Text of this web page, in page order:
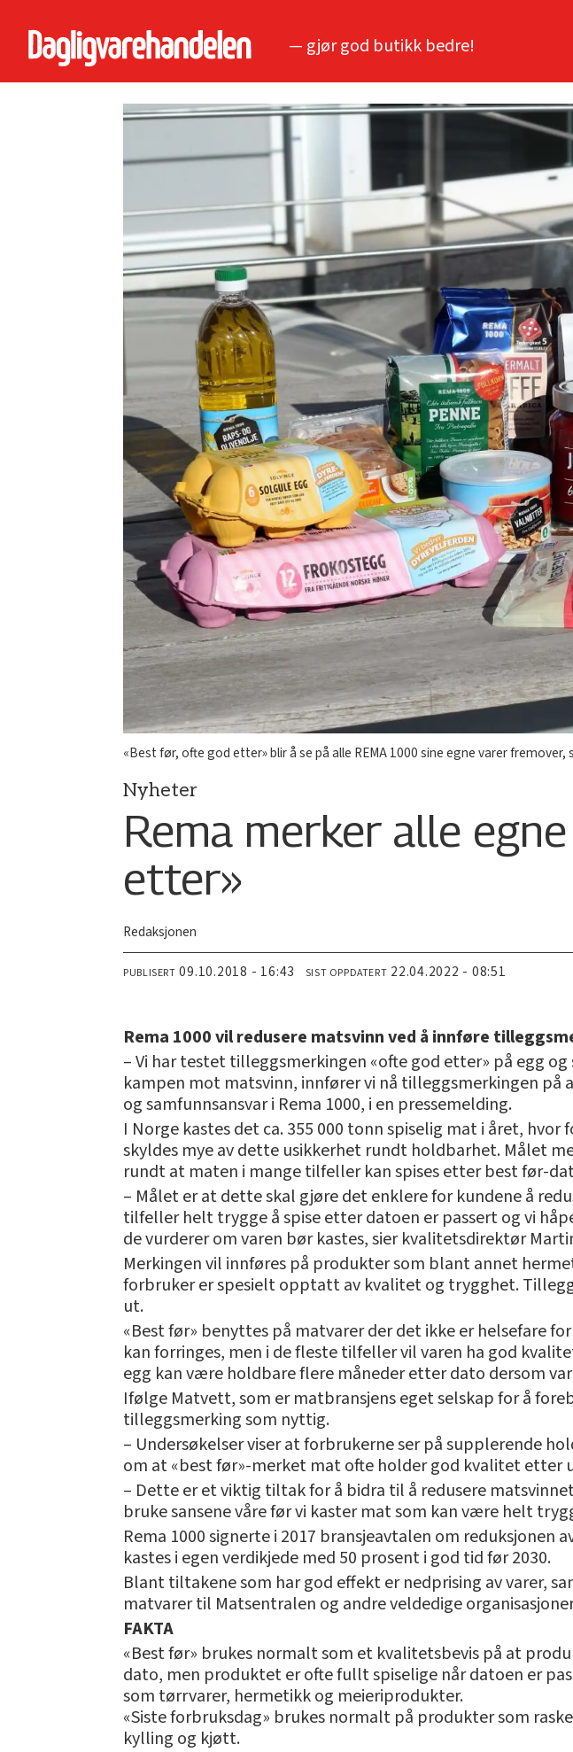
— gjør god butikk bedre!
«Best før, ofte god etter» blir å se på alle REMA 1000 sine egne varer
Nyheter
Rema merker alle
etter»
Redaksjonen
PUBLISERT 09.10.2018 - 16:43 SIST OPPDATERT 22.04.2022 - 08:51
Rema 1000 vil redusere matsvinn ved å innføre
– Vi har testet tilleggsmerkingen «ofte god etter» på egg
kampen mot matsvinn, innfører vi nå tilleggsmerkingen på
og samfunnsansvar i Rema 1000, i en pressemelding.
I Norge kastes det ca. 355 000 tonn spiselig mat i året,
skyldes mye av dette usikkerhet rundt holdbarhet. Målet
rundt at maten i mange tilfeller kan spises etter best før-
– Målet er at dette skal gjøre det enklere for kundene å
tilfeller helt trygge å spise etter datoen er passert og vi
de vurderer om varen bør kastes, sier kvalitetsdirektør
Merkingen vil innføres på produkter som blant annet
forbruker er spesielt opptatt av kvalitet og trygghet.
ut.
«Best før» benyttes på matvarer der det ikke er helsefare
kan forringes, men i de fleste tilfeller vil varen ha god
egg kan være holdbare flere måneder etter dato dersom
Ifølge Matvett, som er matbransjens eget selskap for å
tilleggsmerking som nyttig.
– Undersøkelser viser at forbrukerne ser på supplerende
om at «best før»-merket mat ofte holder god kvalitet etter
– Dette er et viktig tiltak for å bidra til å redusere
bruke sansene våre før vi kaster mat som kan være helt
Rema 1000 signerte i 2017 bransjeavtalen om reduksjonen
kastes i egen verdikjede med 50 prosent i god tid før 2030.
Blant tiltakene som har god effekt er nedprising av varer,
matvarer til Matsentralen og andre veldedige
FAKTA
«Best før» brukes normalt som et kvalitetsbevis på at
dato, men produktet er ofte fullt spiselige når datoen er
som tørrvarer, hermetikk og meieriprodukter.
«Siste forbruksdag» brukes normalt på produkter som
kylling og kjøtt.